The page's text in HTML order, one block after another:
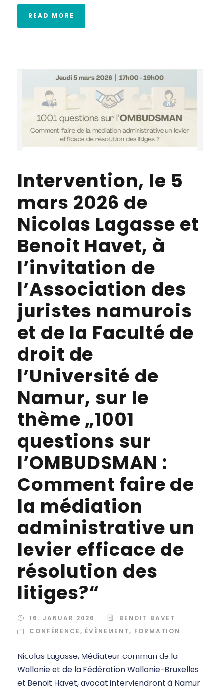
READ MORE
Intervention, le 5
mars 2026 de
Nicolas Lagasse et
Benoit Havet, à
l’invitation de
l’Association des
juristes namurois
et de la Faculté de
droit de
l’Université de
Namur, sur le
thème „1001
questions sur
l’OMBUDSMAN :
Comment faire de
la médiation
administrative un
levier efficace de
résolution des
litiges?“
16. JANUAR 2026
BENOIT BAVET
CONFÉRENCE, ÉVÈNEMENT, FORMATION
Nicolas Lagasse, Médiateur commun de la
Wallonie et de la Fédération Wallonie-Bruxelles
et Benoit Havet, avocat interviendront à Namur